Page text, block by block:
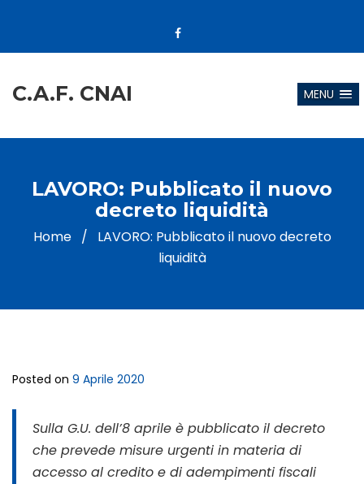
C.A.F. CNAI MENU
LAVORO: Pubblicato il nuovo
decreto liquidità
Home/ LAVORO: Pubblicato il nuovo decreto
liquidità
Posted on 9 Aprile 2020
Sulla G.U. dell’8 aprile è pubblicato il decreto
che prevede misure urgenti in materia di
accesso al credito e di adempimenti fiscali